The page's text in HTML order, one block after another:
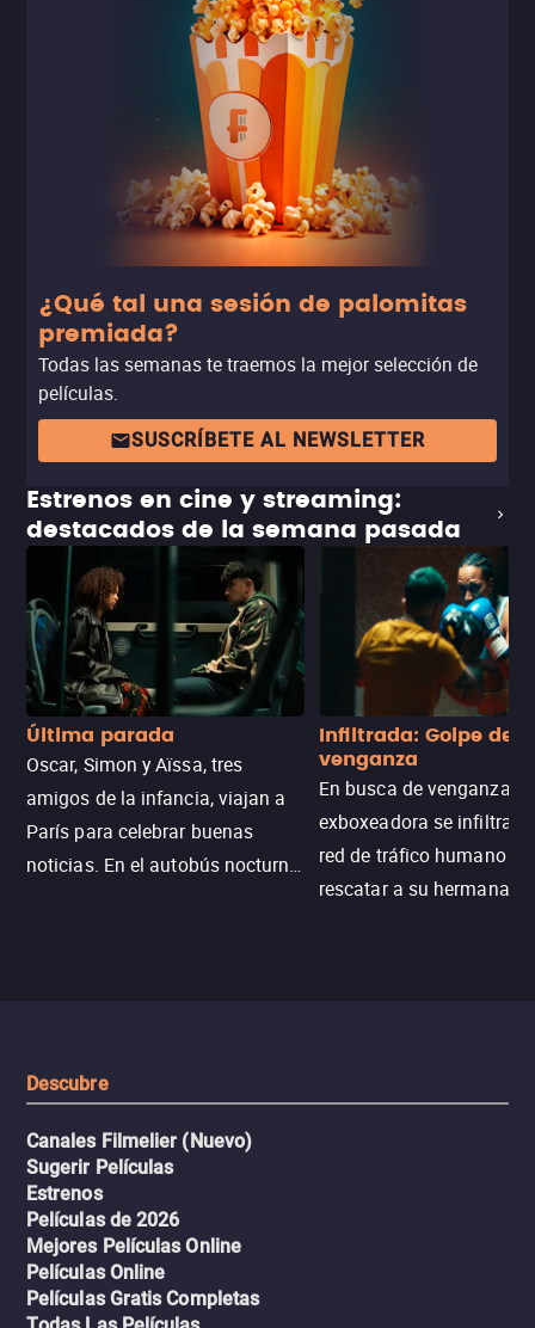
¿Qué tal una sesión de palomitas
premiada?
Todas las semanas te traemos la mejor selección de
películas.
SUSCRÍBETE AL NEWSLETTER
Estrenos en cine y streaming:
destacados de la semana pasada
Última parada
Oscar, Simon y Aïssa, tres
amigos de la infancia, viajan a
París para celebrar buenas
noticias. En el autobús nocturno
Infiltrada: Golpe de
venganza
En busca de venganza,
exboxeadora se infiltra
red de tráfico humano
rescatar a su hermana
Descubre
Canales Filmelier (Nuevo)
Sugerir Películas
Estrenos
Películas de 2026
Mejores Películas Online
Películas Online
Películas Gratis Completas